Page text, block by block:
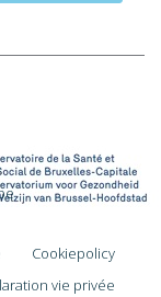
Cookiepolicy
vie privée